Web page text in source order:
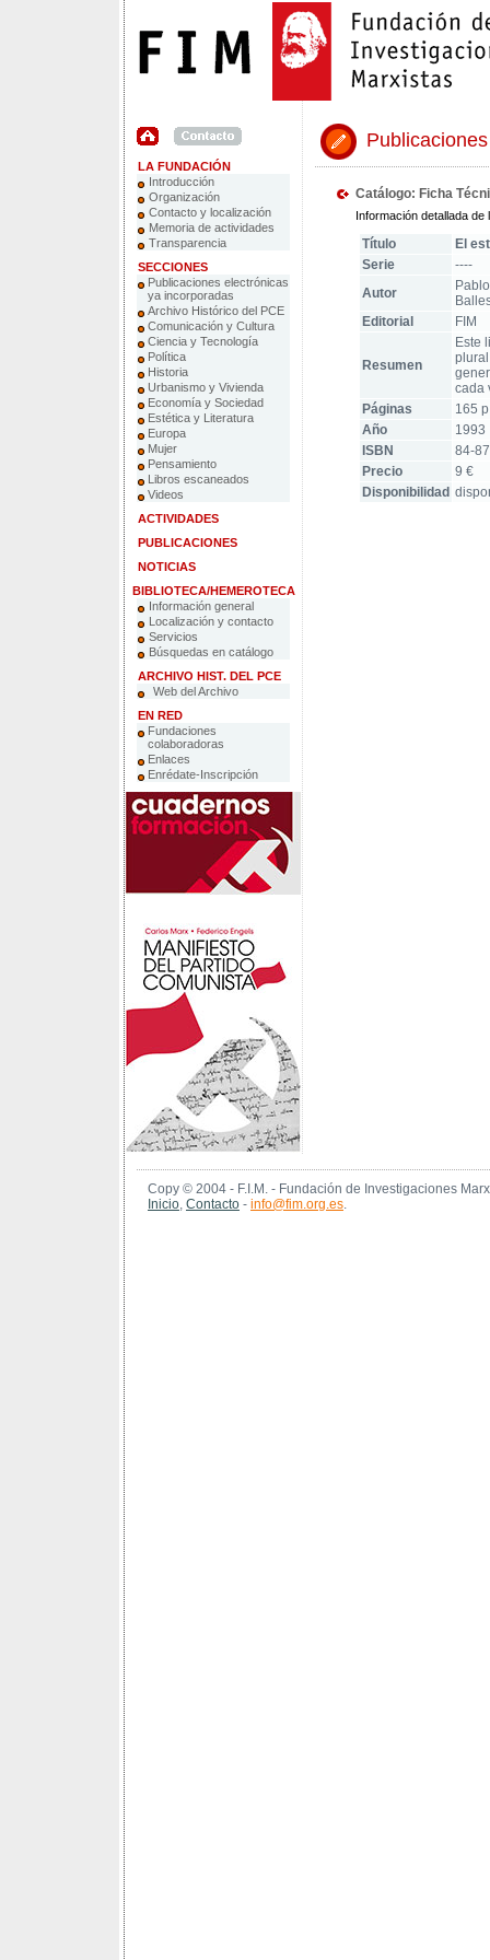
LA FUNDACIÓN
Introducción
Organización
Contacto y localización
Memoria de actividades
Transparencia
SECCIONES
Publicaciones electrónicas
ya incorporadas
Archivo Histórico del PCE
Comunicación y Cultura
Ciencia y Tecnología
Política
Historia
Urbanismo y Vivienda
Economía y Sociedad
Estética y Literatura
Europa
Mujer
Pensamiento
Libros escaneados
Videos
ACTIVIDADES
PUBLICACIONES
NOTICIAS
BIBLIOTECA/HEMEROTECA
Información general
Localización y contacto
Servicios
Búsquedas en catálogo
ARCHIVO HIST. DEL PCE
Web del Archivo
EN RED
Fundaciones
colaboradoras
Enlaces
Enrédate-Inscripción
Publicaciones
Catálogo: Ficha
Información detallada de
Título
El
Serie
----
Autor
Editorial
FIM
Resumen
Este
cada
Páginas
165 p
Año
1993
ISBN
84-
Precio
9 €
Disponibilidad
Copy © 2004 - F.I.M. - Fundación de Investigaciones
Inicio, Contacto - info@fim.org.es.